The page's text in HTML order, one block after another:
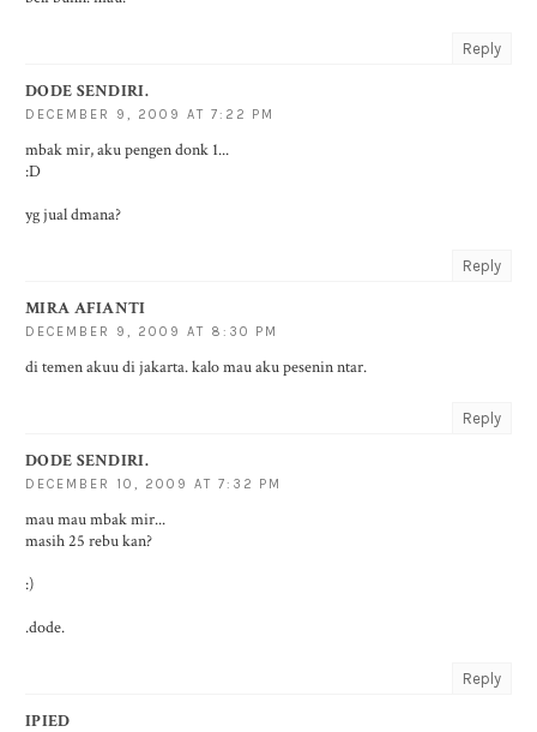
Reply
DODE SENDIRI.
DECEMBER 9, 2009 AT 7:22 PM
mbak mir, aku pengen donk 1...
:D
yg jual dmana?
Reply
MIRA AFIANTI
DECEMBER 9, 2009 AT 8:30 PM
di temen akuu di jakarta. kalo mau aku pesenin ntar.
Reply
DODE SENDIRI.
DECEMBER 10, 2009 AT 7:32 PM
mau mau mbak mir...
masih 25 rebu kan?
:)
.dode.
Reply
IPIED